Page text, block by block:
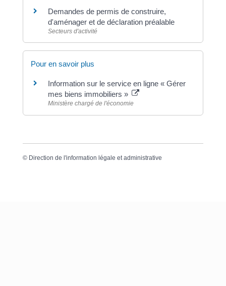
Demandes de permis de construire,
d'aménager et de déclaration préalable
Secteurs d'activité
Pour en savoir plus
Information sur le service en ligne « Gérer
mes biens immobiliers »
Ministère chargé de l'économie
© Direction de l'information légale et administrative